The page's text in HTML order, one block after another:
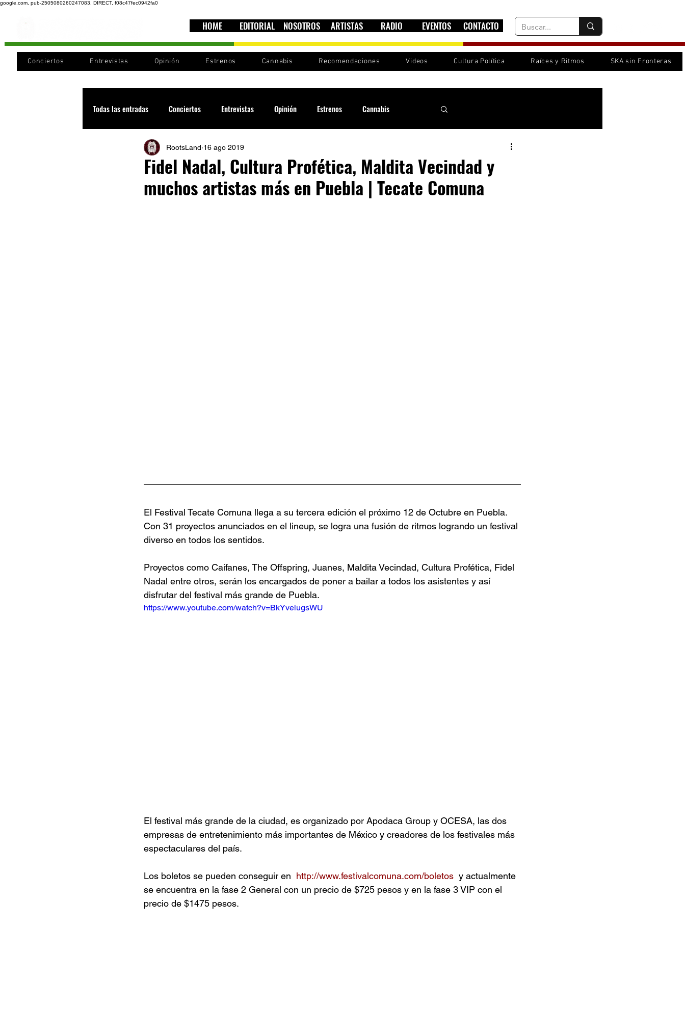
google.com, pub-2505080260247083, DIRECT, f08c47fec0942fa0
HOME EDITORIAL NOSOTROS ARTISTAS RADIO EVENTOS CONTACTO
Conciertos Entrevistas Opinión Estrenos Cannabis Recomendaciones Videos Cultura Política Raíces y Ritmos SKA sin Fronteras
Todas las entradas Conciertos Entrevistas Opinión Estrenos Cannabis
Recomendaciones Videos Cultura política
Cultura Cobertura Sound System Festivales Sesiones RootsLand
Fidel Nadal, Cultura Profética, Maldita Vecindad y
muchos artistas más en Puebla | Tecate Comuna
RootsLand 16 ago 2019
El Festival Tecate Comuna llega a su tercera edición el próximo 12 de Octubre en Puebla.
Con 31 proyectos anunciados en el lineup, se logra una fusión de ritmos logrando un festival
diverso en todos los sentidos.
Proyectos como Caifanes, The Offspring, Juanes, Maldita Vecindad, Cultura Profética, Fidel
Nadal entre otros, serán los encargados de poner a bailar a todos los asistentes y así
disfrutar del festival más grande de Puebla.
https://www.youtube.com/watch?v=BkYvelugsWU
El festival más grande de la ciudad, es organizado por Apodaca Group y OCESA, las dos
empresas de entretenimiento más importantes de México y creadores de los festivales más
espectaculares del país.
Los boletos se pueden conseguir en http://www.festivalcomuna.com/boletos
  y actualmente
se encuentra en la fase 2 General con un precio de $725 pesos y en la fase 3 VIP con el
precio de $1475 pesos.